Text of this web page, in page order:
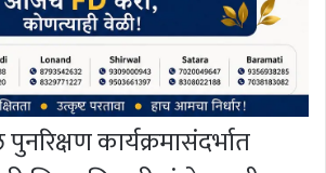
कार्यक्रमासंदर्भात